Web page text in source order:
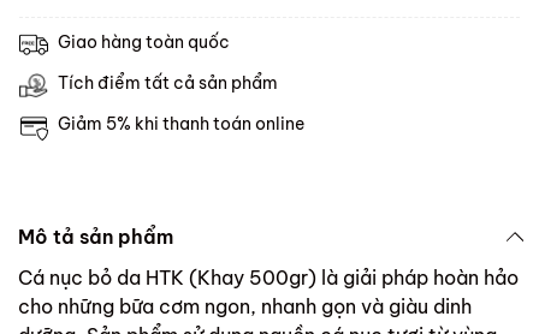
Giao hàng toàn quốc
Tích điểm tất cả sản phẩm
Giảm 5% khi thanh toán online
Mô tả sản phẩm
Cá nục bỏ da HTK (Khay 500gr) là giải pháp hoàn hảo
cho những bữa cơm ngon, nhanh gọn và giàu dinh